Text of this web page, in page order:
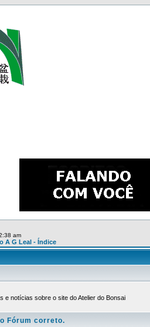
am
A G Leal - Índice
e notícias sobre o site do Atelier do Bonsai
Fórum correto.